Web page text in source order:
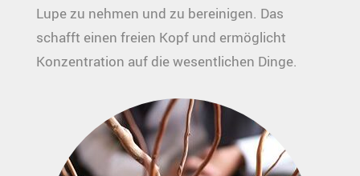
Lupe zu nehmen und zu bereinigen. Das
schafft einen freien Kopf und ermöglicht
Konzentration auf die wesentlichen Dinge.